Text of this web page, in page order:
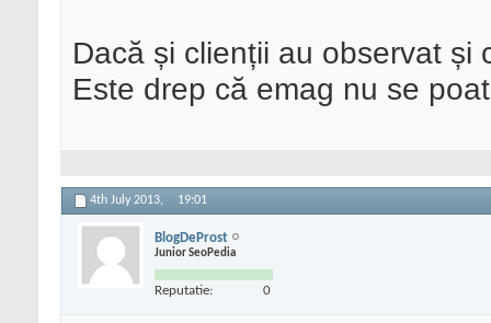
Dacă și clienții au observat și
Este drep că emag nu se
4th July 2013, 19:01
BlogDeProst
Junior SeoPedia
Reputatie: 0